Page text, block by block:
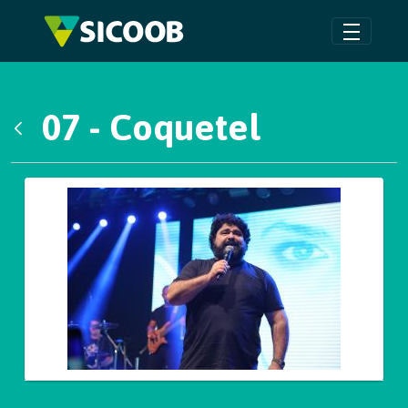
Pular para o Conteúdo principal
07 - Coquetel
Galeria de Mídias